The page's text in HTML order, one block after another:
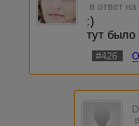
в ответ
:)
тут было
#426